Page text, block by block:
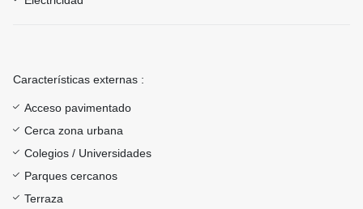
Características externas :
Acceso pavimentado
Cerca zona urbana
Colegios / Universidades
Parques cercanos
Terraza